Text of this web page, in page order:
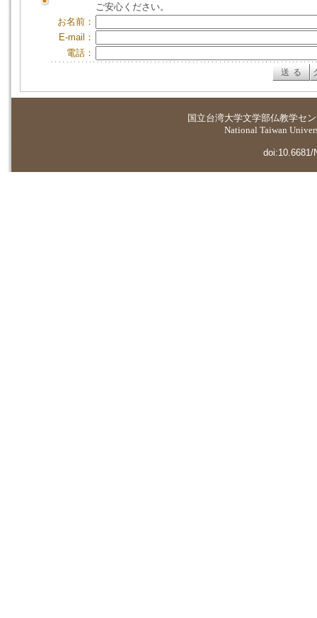
ご安心ください。
お名前：
E-mail：
電話：
国立台湾大学文学部仏教学セ
National Taiwan
doi:10.6681/